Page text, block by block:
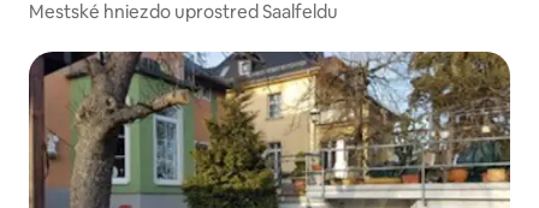
Mestské hniezdo uprostred Saalfeldu